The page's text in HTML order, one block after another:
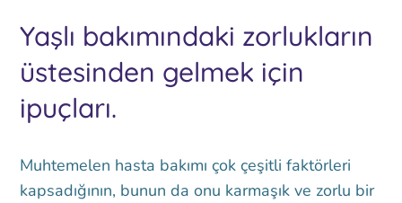
Yaşlı bakımındaki zorlukların
üstesinden gelmek için
ipuçları.
Muhtemelen hasta bakımı çok çeşitli faktörleri
kapsadığının, bunun da onu karmaşık ve zorlu bir